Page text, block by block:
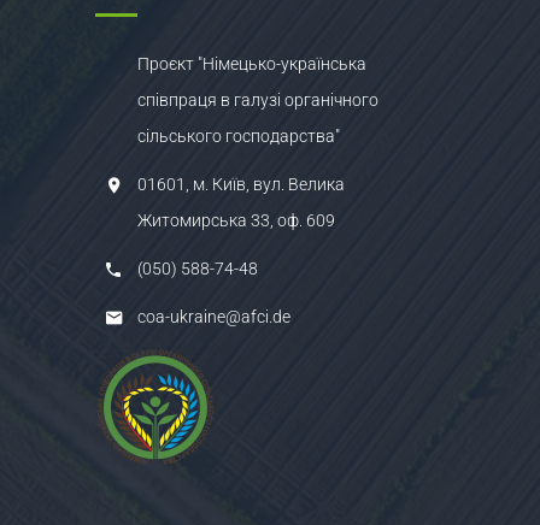
Проєкт "Німецько-українська
співпраця в галузі органічного
сільського господарства"
01601, м. Київ, вул. Велика
Житомирська 33, оф. 609
(050) 588-74-48
coa-ukraine@afci.de